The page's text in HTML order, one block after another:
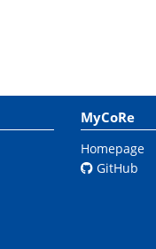
MyCoRe
Homepage
GitHub